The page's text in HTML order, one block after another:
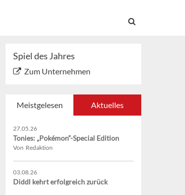
Spiel des Jahres
Zum Unternehmen
Meistgelesen Aktuelles
27.05.26
Tonies: „Pokémon“-Special Edition
Von Redaktion
03.08.26
Diddl kehrt erfolgreich zurück